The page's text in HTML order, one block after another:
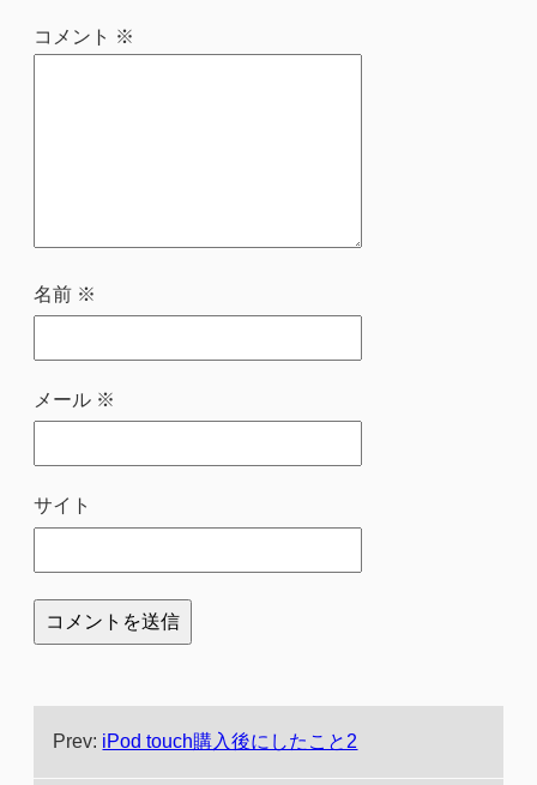
コメント ※
名前 ※
メール ※
サイト
Prev: iPod touch購入後にしたこと2